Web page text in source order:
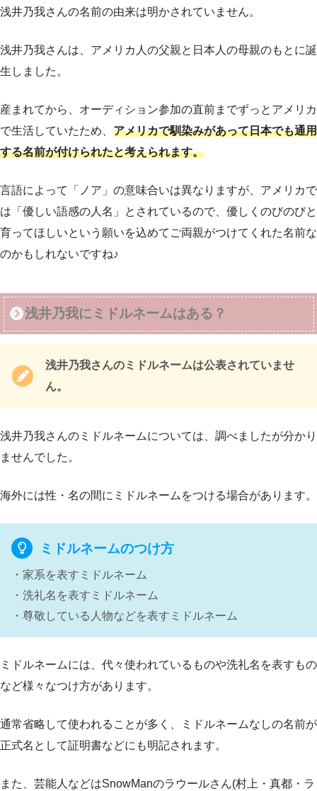
浅井乃我さんの名前の由来は明かされていません。
浅井乃我さんは、アメリカ人の父親と日本人の母親のもとに誕
生しました。
産まれてから、オーディション参加の直前までずっとアメリカ
で生活していたため、 アメリカで馴染みがあって日本でも通用
する名前が付けられたと考えられます。
言語によって「ノア」の意味合いは異なりますが、アメリカで
は「優しい語感の人名」とされているので、優しくのびのびと
育ってほしいという願いを込めてご両親がつけてくれた名前な
のかもしれないですね♪
浅井乃我にミドルネームはある？
浅井乃我さんのミドルネームは公表されていませ
ん。
浅井乃我さんのミドルネームについては、調べましたが分かり
ませんでした。
海外には性・名の間にミドルネームをつける場合があります。
ミドルネームのつけ方
・家系を表すミドルネーム
・洗礼名を表すミドルネーム
・尊敬している人物などを表すミドルネーム
ミドルネームには、代々使われているものや洗礼名を表すもの
など様々なつけ方があります。
通常省略して使われることが多く、ミドルネームなしの名前が
正式名として証明書などにも明記されます。
また、芸能人などはSnowManのラウールさん(村上・真都・ラ